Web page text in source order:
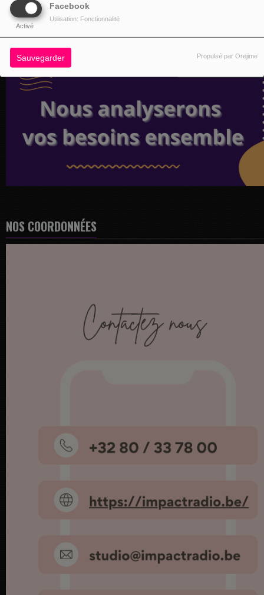
Facebook
Activé
Utilisation: Fonctionnalité
Sauvegarder Propulsé par Orejime
NOS COORDONNÉES